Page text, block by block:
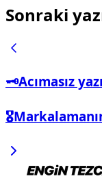
Sonraki
🗝️Acımasız yazı